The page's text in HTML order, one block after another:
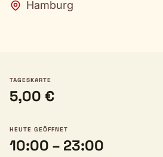
Hamburg
TAGESKARTE
5,00 €
HEUTE GEÖFFNET
10:00 – 23:00